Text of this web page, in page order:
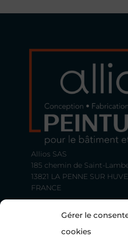
Gérer le
cookies
Allios SAS
185 chemin de Saint-
13821 LA PENNE SUR
FRANCE
Fax. (+33) 04 91 47 80 65
contact@allios.fr